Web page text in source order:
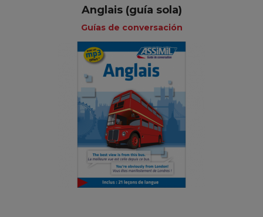
Anglais (guía sola)
Guías de conversación